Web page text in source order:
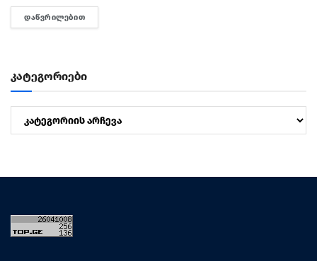
ტემპერატურა 40 გრადუსს მიაღწევს. "ტემპერატურამ აგვისტოს
თვეში შესაძლოა 35-40 გრადუსს მიაღწიოს, ანუ ამ...
ᲓᲐᲬᲕᲠᲘᲚᲔᲑᲘᲗ
კატეგორიები